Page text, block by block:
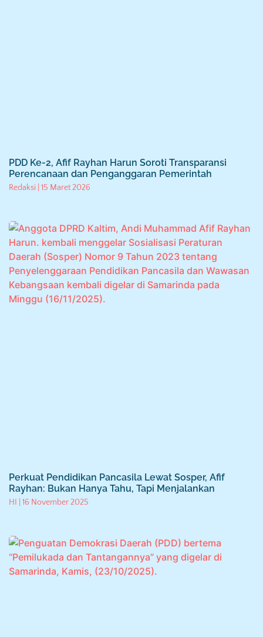
PDD Ke-2, Afif Rayhan Harun Soroti Transparansi
Perencanaan dan Penganggaran Pemerintah
Redaksi 15 Maret 2026
Perkuat Pendidikan Pancasila Lewat Sosper, Afif
Rayhan: Bukan Hanya Tahu, Tapi Menjalankan
HI 16 November 2025